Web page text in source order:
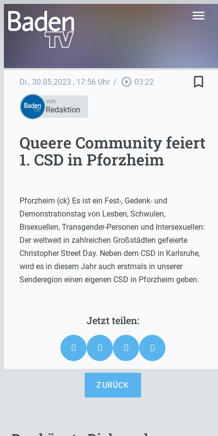
menu
Di., 30.05.2023 , 17:56 Uhr / play_circle_outline 03:22 bookmark_border
VON
Redaktion
Queere Community feiert
1. CSD in Pforzheim
Pforzheim (ck) Es ist ein Fest-, Gedenk- und
Demonstrationstag von Lesben, Schwulen,
Bisexuellen, Transgender-Personen und Intersexuellen:
Der weltweit in zahlreichen Großstädten gefeierte
Christopher Street Day. Neben dem CSD in Karlsruhe,
wird es in diesem Jahr auch erstmals in unserer
Senderegion einen eigenen CSD in Pforzheim geben.
ZURÜCK